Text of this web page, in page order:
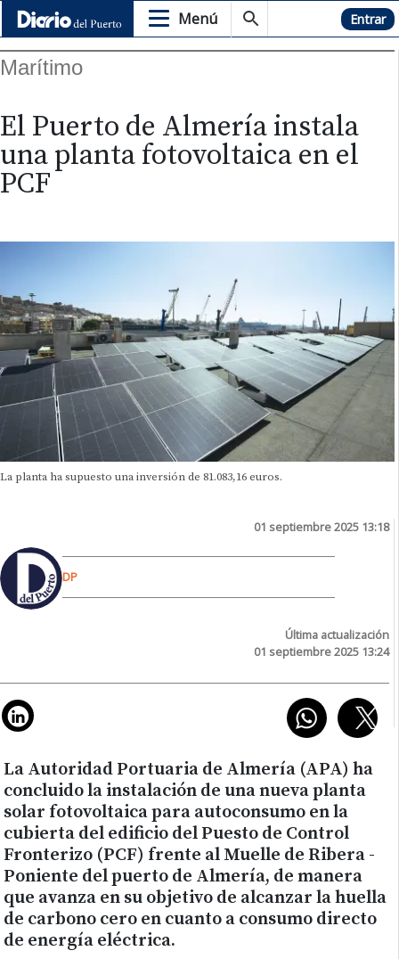
Menú Hemeroteca Entrar
Marítimo
El Puerto de Almería instala
una planta fotovoltaica en el
PCF
La planta ha supuesto una inversión de 81.083,16 euros.
01 septiembre 2025 13:18
DP
Última actualización
01 septiembre 2025 13:24
La Autoridad Portuaria de Almería (APA) ha
concluido la instalación de una nueva planta
solar fotovoltaica para autoconsumo en la
cubierta del edificio del Puesto de Control
Fronterizo (PCF) frente al Muelle de Ribera -
Poniente del puerto de Almería, de manera
que avanza en su objetivo de alcanzar la huella
de carbono cero en cuanto a consumo directo
de energía eléctrica.